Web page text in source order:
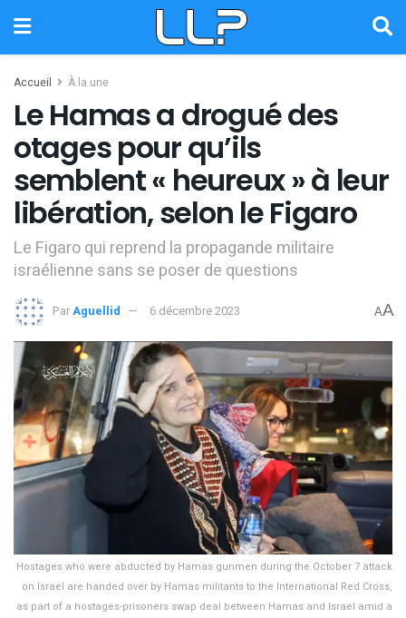
Accueil À la une
Le Hamas a drogué des
otages pour qu’ils
semblent « heureux » à leur
libération, selon le Figaro
Le Figaro qui reprend la propagande militaire
israélienne sans se poser de questions
ParAguellid 6 décembre 2023 AA
Hostages who were abducted by Hamas gunmen during the October 7 attack
on Israel are handed over by Hamas militants to the International Red Cross,
as part of a hostages-prisoners swap deal between Hamas and Israel amid a